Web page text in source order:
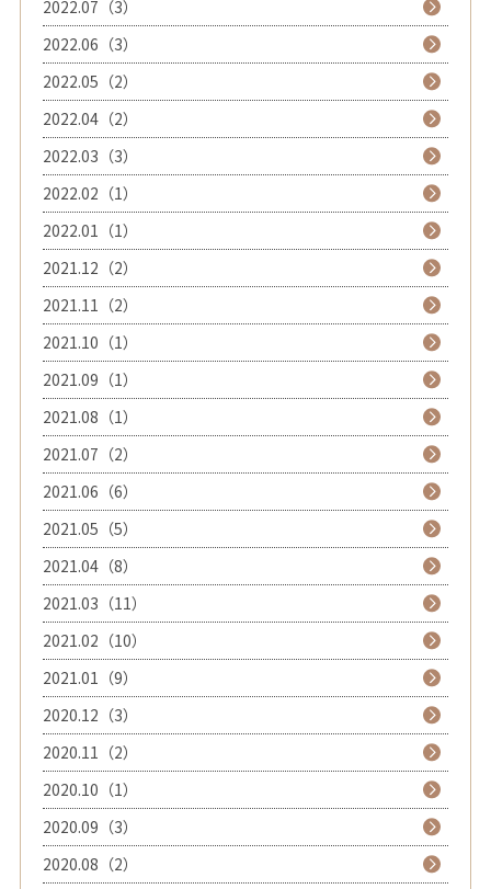
2022.07（3）
2022.06（3）
2022.05（2）
2022.04（2）
2022.03（3）
2022.02（1）
2022.01（1）
2021.12（2）
2021.11（2）
2021.10（1）
2021.09（1）
2021.08（1）
2021.07（2）
2021.06（6）
2021.05（5）
2021.04（8）
2021.03（11）
2021.02（10）
2021.01（9）
2020.12（3）
2020.11（2）
2020.10（1）
2020.09（3）
2020.08（2）